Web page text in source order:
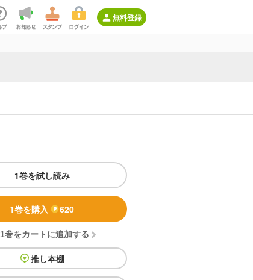
無料登録
1巻を試し読み
1巻を購入 620
1巻をカートに追加する
推し本棚